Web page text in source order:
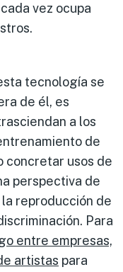
vez ocupa
tecnología se
de él, es
a los
de
concretar usos de
perspectiva de
reproducción de
Para
entre empresas,
artistas para